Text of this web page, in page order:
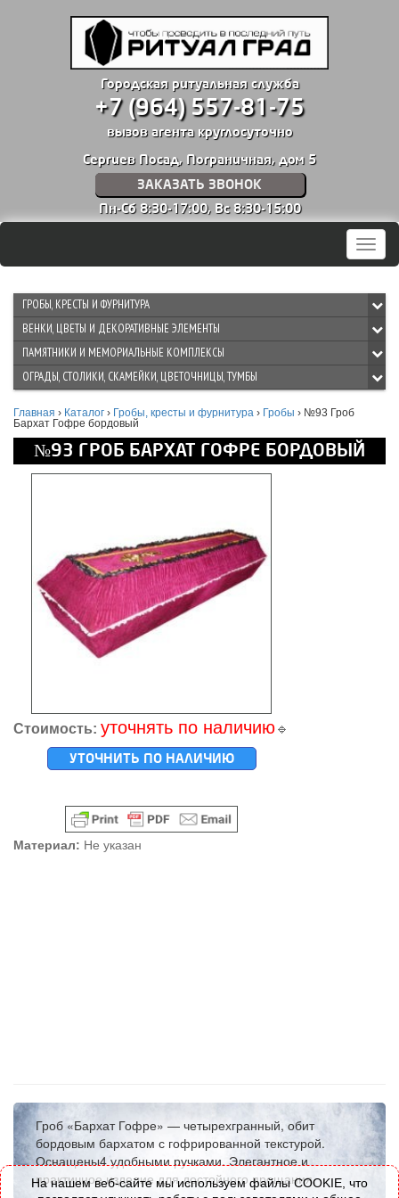
Городская ритуальная служба
+7 (964) 557-81-75
вызов агента круглосуточно
Сергиев Посад, Пограничная, дом 5
ЗАКАЗАТЬ ЗВОНОК
Пн-Сб 8:30-17:00, Вс 8:30-15:00
Меню
ГРОБЫ, КРЕСТЫ И ФУРНИТУРА
ВЕНКИ, ЦВЕТЫ И ДЕКОРАТИВНЫЕ ЭЛЕМЕНТЫ
ПАМЯТНИКИ И МЕМОРИАЛЬНЫЕ КОМПЛЕКСЫ
ОГРАДЫ, СТОЛИКИ, СКАМЕЙКИ, ЦВЕТОЧНИЦЫ, ТУМБЫ
Главная › Каталог › Гробы, кресты и фурнитура › Гробы › №93 Гроб
Бархат Гофре бордовый
№93 ГРОБ БАРХАТ ГОФРЕ БОРДОВЫЙ
Стоимость: уточнять по наличию🔹
УТОЧНИТЬ ПО НАЛИЧИЮ
Материал: Не указан
Гроб «Бархат Гофре» — четырехгранный, обит
бордовым бархатом с гофрированной текстурой.
Оснащены4 удобными ручками. Элегантное и
практичное изделие для достойного прощания.
На нашем веб-сайте мы используем файлы COOKIE, что